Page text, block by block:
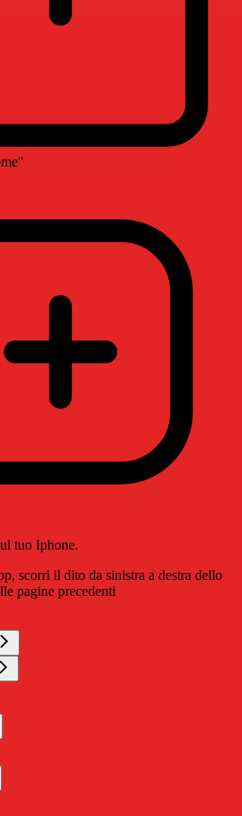
tuo Iphone.
scorri il dito da sinistra a destra dello
pagine precedenti